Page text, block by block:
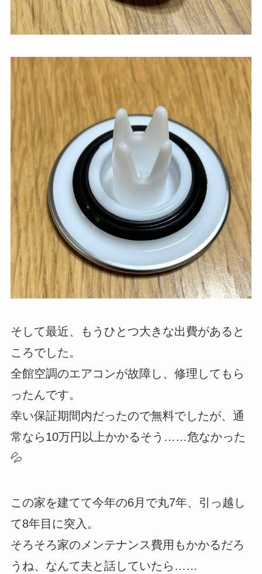
そして最近、もうひとつ大きな出費があると
ころでした。
全館空調のエアコンが故障し、修理してもら
ったんです。
幸い保証期間内だったので無料でしたが、通
常なら10万円以上かかるそう……危なかった
💦
この家を建てて今年の6月で丸7年、引っ越し
て8年目に突入。
そろそろ家のメンテナンス費用もかかるだろ
うね、なんて夫と話していたら……